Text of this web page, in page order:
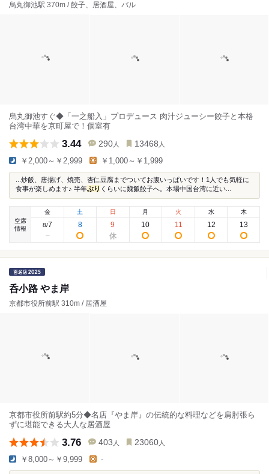
烏丸御池駅 370m / 餃子、居酒屋、バル
烏丸御池すぐ◆「一之船入」プロデュース 肉汁ジューシー餃子と本格
台湾中華を京町屋で！個室有
3.44 290 人 13468 人
￥2,000～￥2,999 ￥1,000～￥1,999
...炒飯、唐揚げ、焼売、杏仁豆腐までついてお腹いっぱいです！1人でも気軽に
食事が楽しめます♪ 半年ぶり くらいに魏飯餃子へ。本場中国台湾に近い...
空席
情報
金
8/7
土
8
日
9
月
10
火
11
水
12
木
13
呑小路 やま岸
京都市役所前駅 310m / 居酒屋
京都市役所前駅約5分◆名店『やま岸』の伝統的な料理などを肩肘張ら
ずに堪能できる大人な居酒屋
3.76 403 人 23060 人
￥8,000～￥9,999 -